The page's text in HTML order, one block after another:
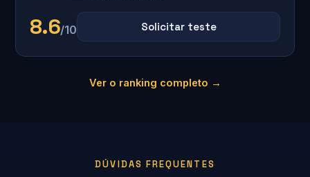
8.6/10 Solicitar teste
Ver o ranking completo →
DÚVIDAS FREQUENTES